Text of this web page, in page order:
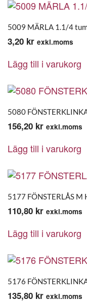
5009 MÄRLA 1.1/4
3,20 kr exkl.moms
Lägg till i varukorg
5080
156,20 kr exkl.moms
Lägg till i varukorg
5177 FÖNSTERLÅS M
110,80 kr exkl.moms
Lägg till i varukorg
5176
135,80 kr exkl.moms